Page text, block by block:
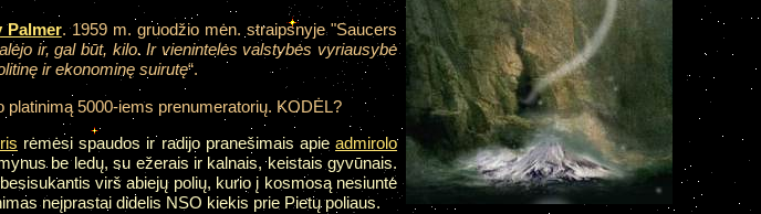
Palmer. 1959 m. gruodžio mėn. straipsnyje "Saucers
ir, gal būt, kilo. Ir vienintelės valstybės vyriausybė
ir ekonominę suirutę“.
5000-iems prenumeratorių. KODĖL?
rėmėsi spaudos ir radijo pranešimais apieadmirolo
be ledų, su ežerais ir kalnais, keistais gyvūnais.
virš abiejų polių, kurio į kosmosą nesiuntė
neįprastai didelis NSO kiekis prie Pietų poliaus.